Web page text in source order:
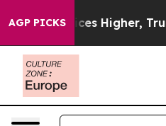
AGP PICKS
Higher, Trump Gave